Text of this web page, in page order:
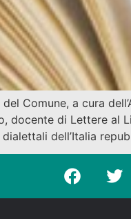
Comune, a cura
docente di Lettere al
dell’Italia